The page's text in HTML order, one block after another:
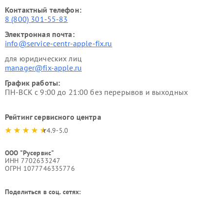
Контактный телефон:
8 (800) 301-55-83
Электронная почта:
info@service-centr-apple-fix.ru
для юридических лиц
manager@fix-apple.ru
График работы:
ПН-ВСК с 9:00 до 21:00 без перерывов и выходных
Рейтинг сервисного центра
4.9-5.0
ООО "Русервис"
ИНН 7702633247
ОГРН 1077746335776
Поделиться в соц. сетях: